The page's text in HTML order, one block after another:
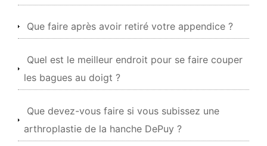
Que faire après avoir retiré votre appendice ?
Quel est le meilleur endroit pour se faire couper
les bagues au doigt ?
Que devez-vous faire si vous subissez une
arthroplastie de la hanche DePuy ?